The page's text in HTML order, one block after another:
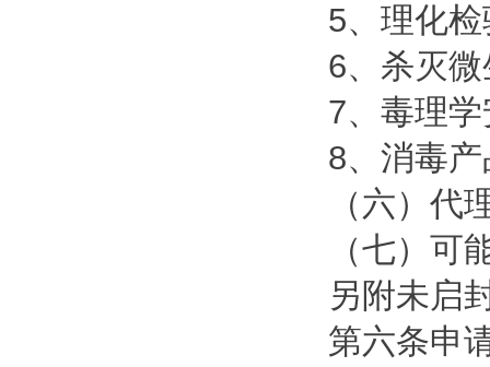
5、理化
6、杀灭
7、毒理
8、消毒
（六）代
（七）可
另附未启
第六条申